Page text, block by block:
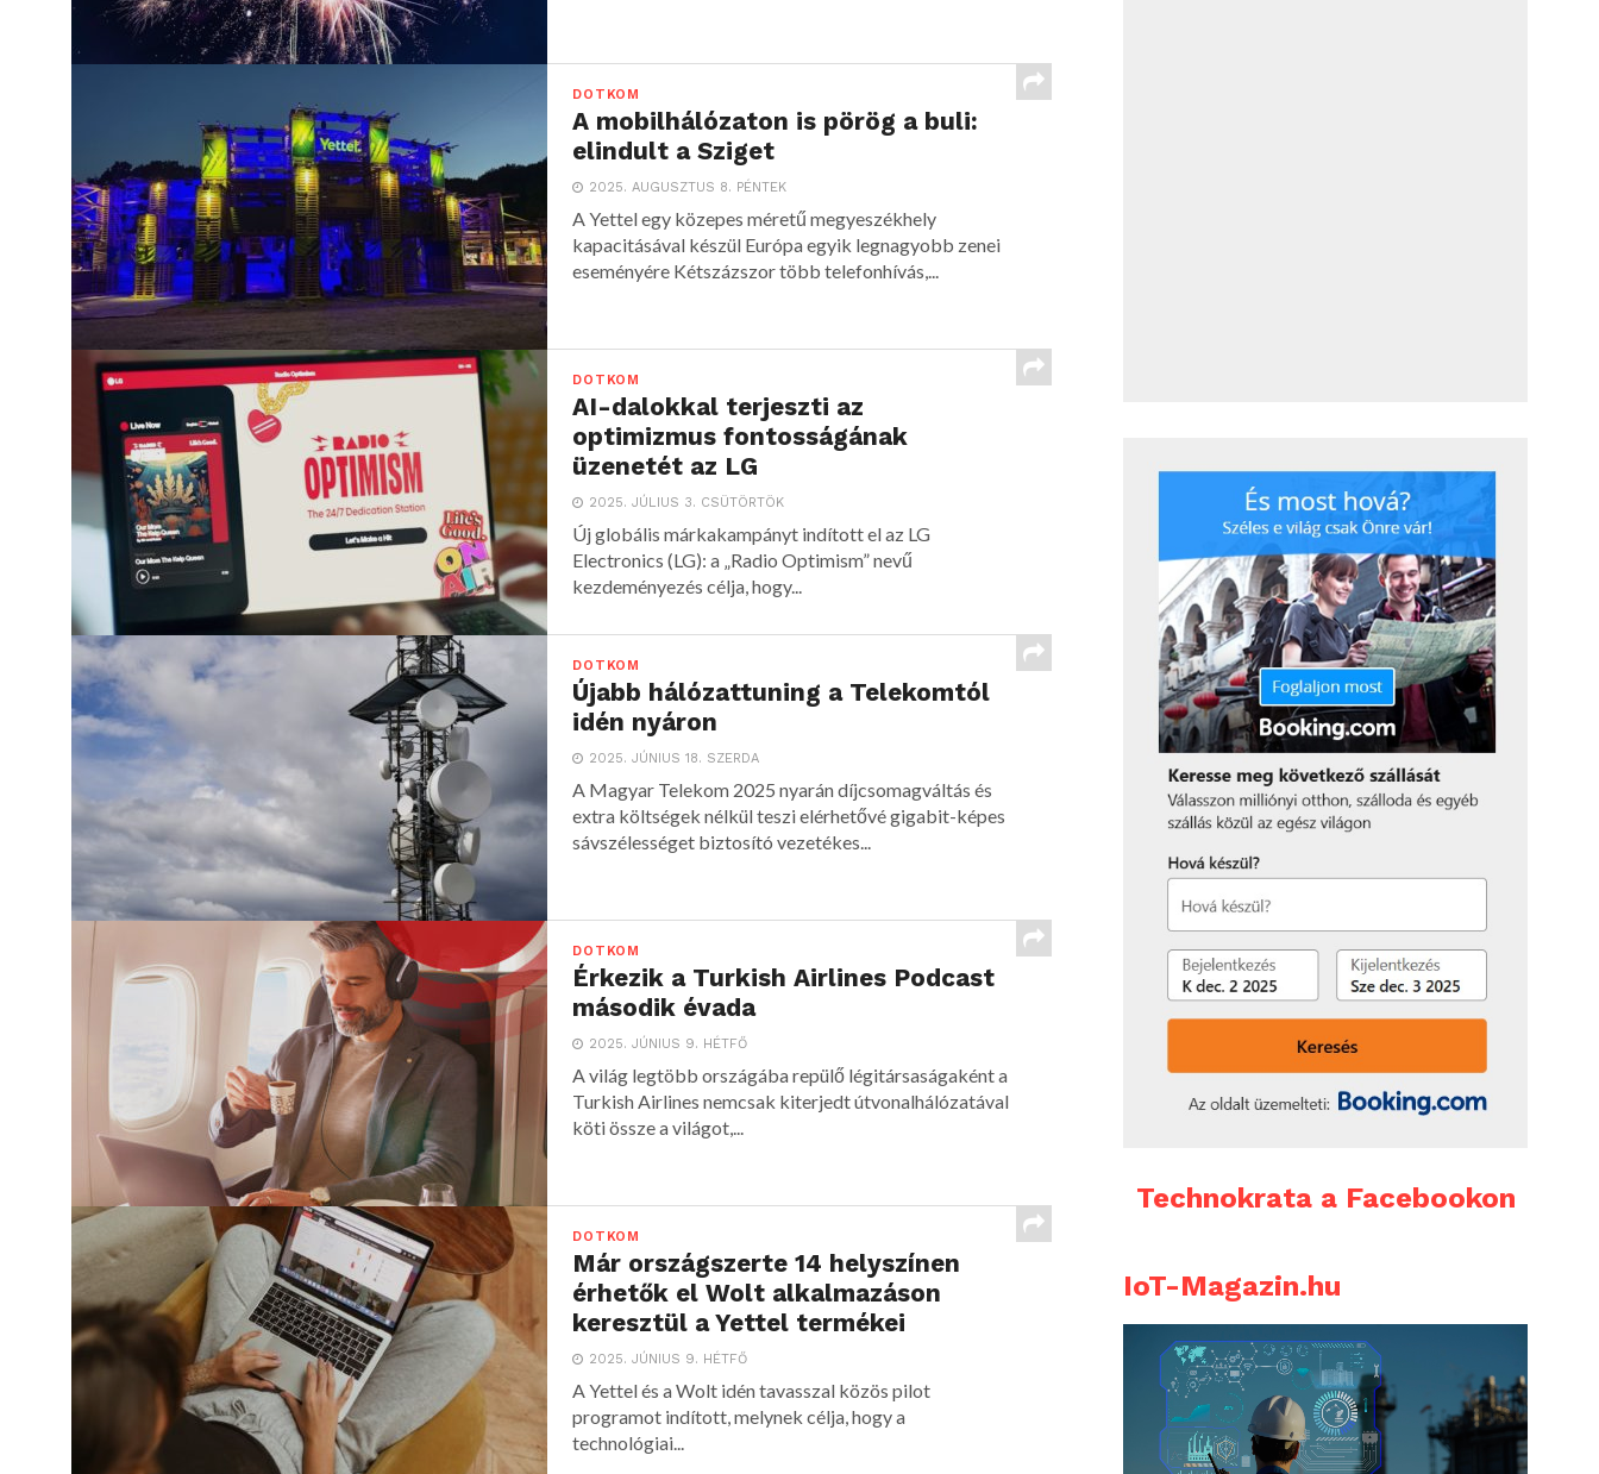
DOTKOM
A mobilhálózaton is pörög a buli:
elindult a Sziget
2025. AUGUSZTUS 8. PÉNTEK
A Yettel egy közepes méretű megyeszékhely
kapacitásával készül Európa egyik legnagyobb zenei
eseményére Kétszázszor több telefonhívás,...
DOTKOM
AI-dalokkal terjeszti az
optimizmus fontosságának
üzenetét az LG
2025. JÚLIUS 3. CSÜTÖRTÖK
Új globális márkakampányt indított el az LG
Electronics (LG): a „Radio Optimism” nevű
kezdeményezés célja, hogy...
DOTKOM
Újabb hálózattuning a Telekomtól
idén nyáron
2025. JÚNIUS 18. SZERDA
A Magyar Telekom 2025 nyarán díjcsomagváltás és
extra költségek nélkül teszi elérhetővé gigabit-képes
sávszélességet biztosító vezetékes...
DOTKOM
Érkezik a Turkish Airlines Podcast
második évada
2025. JÚNIUS 9. HÉTFŐ
A világ legtöbb országába repülő légitársaságaként a
Turkish Airlines nemcsak kiterjedt útvonalhálózatával
köti össze a világot,...
DOTKOM
Már országszerte 14 helyszínen
érhetők el Wolt alkalmazáson
keresztül a Yettel termékei
2025. JÚNIUS 9. HÉTFŐ
A Yettel és a Wolt idén tavasszal közös pilot
programot indított, melynek célja, hogy a
technológiai...
Technokrata a Facebookon
IoT-Magazin.hu